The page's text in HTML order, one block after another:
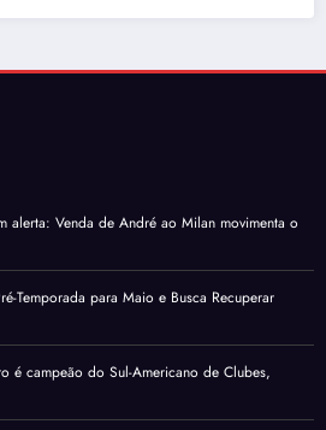
alerta: Venda de André ao Milan movimenta o
Temporada para Maio e Busca Recuperar
é campeão do Sul-Americano de Clubes,